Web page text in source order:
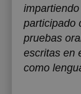
participado
pruebas
escritas en
como